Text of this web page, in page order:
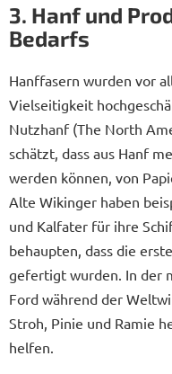
3. Hanf und
Bedarfs
Hanffasern wurden vor
Vielseitigkeit
Nutzhanf (The North
schätzt, dass aus Hanf
werden können, von
Alte Wikinger haben
und Kalfater für ihre
behaupten, dass die
gefertigt wurden. In der
Ford während der
Stroh, Pinie und Ramie
helfen.